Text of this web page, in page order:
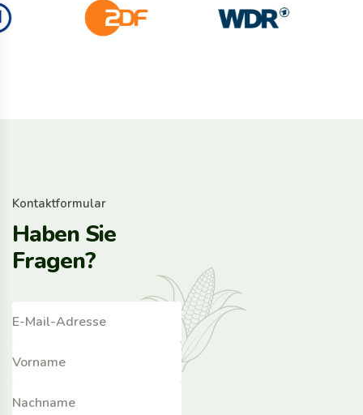
Kontaktformular
Haben Sie
Fragen?